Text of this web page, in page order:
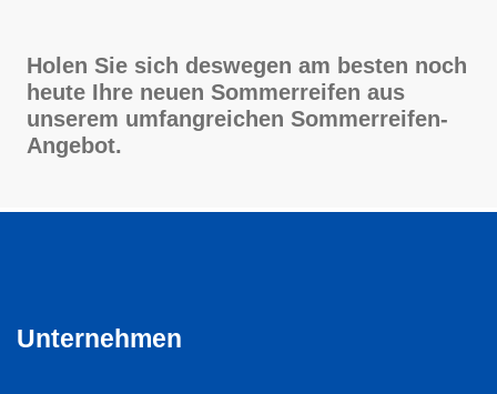
Holen Sie sich deswegen am besten noch
heute Ihre neuen Sommerreifen aus
unserem umfangreichen Sommerreifen-
Angebot.
Unternehmen